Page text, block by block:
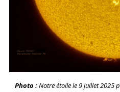
Photo :Notre étoile le 9 juillet 2025